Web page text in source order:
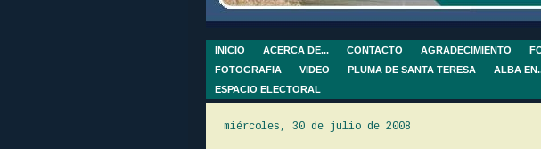
INICIO ACERCA DE... CONTACTO AGRADECIMIENTO
FOTOGRAFIA
VIDEO PLUMA DE SANTA TERESA ALBA
ESPACIO ELECTORAL
miércoles, 30 de julio de 2008